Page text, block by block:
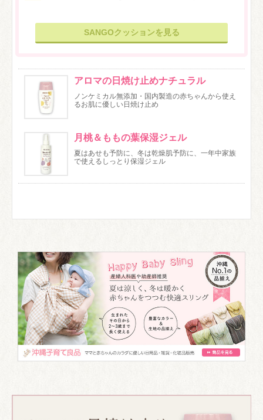
SANGOクッションを見る
アロマの日焼け止めナチュラル
ノンケミカル無添加・国内製造の赤ちゃんから使え
るお肌に優しい日焼け止め
月桃＆ももの葉保湿ジェル
夏はあせも予防に、冬は乾燥肌予防に、一年中家族
で使えるしっとり保湿ジェル